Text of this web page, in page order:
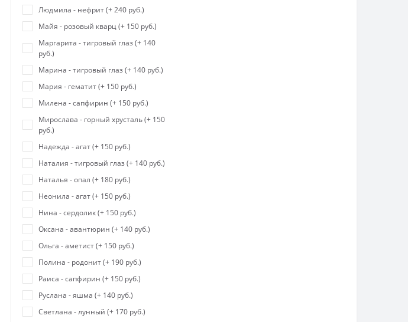
Людмила - нефрит (+ 240 руб.)
Майя - розовый кварц (+ 150 руб.)
Маргарита - тигровый глаз (+ 140
руб.)
Марина - тигровый глаз (+ 140 руб.)
Мария - гематит (+ 150 руб.)
Милена - сапфирин (+ 150 руб.)
Мирослава - горный хрусталь (+ 150
руб.)
Надежда - агат (+ 150 руб.)
Наталия - тигровый глаз (+ 140 руб.)
Наталья - опал (+ 180 руб.)
Неонила - агат (+ 150 руб.)
Нина - сердолик (+ 150 руб.)
Оксана - авантюрин (+ 140 руб.)
Ольга - аметист (+ 150 руб.)
Полина - родонит (+ 190 руб.)
Раиса - сапфирин (+ 150 руб.)
Руслана - яшма (+ 140 руб.)
Светлана - лунный (+ 170 руб.)